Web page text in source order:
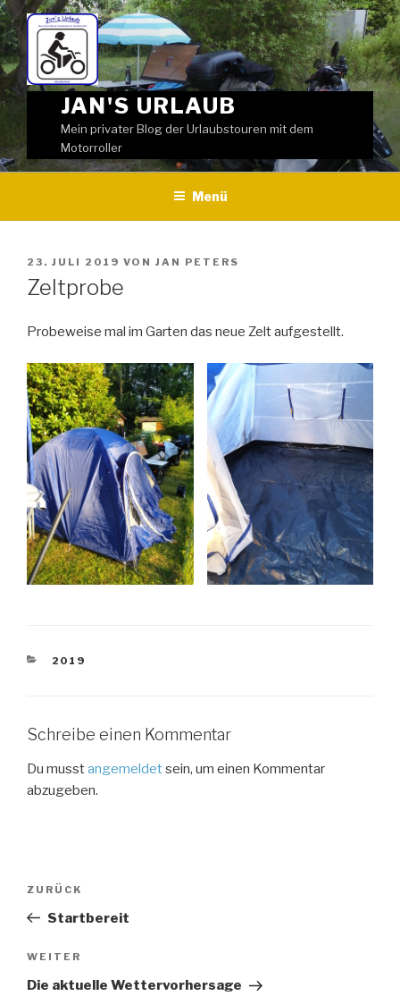
Weiter
zum
Inhalt
JAN'S URLAUB
Mein privater Blog der Urlaubstouren mit dem
Motorroller
Menü
VERÖFFENTLICHT
AM
23. JULI 2019 VON JAN PETERS
Zeltprobe
Probeweise mal im Garten das neue Zelt aufgestellt.
KATEGORIEN
2019
Schreibe einen Kommentar
Du musstangemeldetsein, um einen Kommentar
abzugeben.
Beitragsnavigation
Vorheriger
Beitrag
ZURÜCK
Startbereit
Nächster
Beitrag
WEITER
Die aktuelle Wettervorhersage